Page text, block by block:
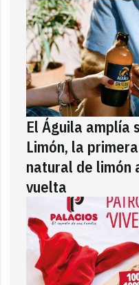
El Águila amplía
Limón, la
natural de limón
vuelta